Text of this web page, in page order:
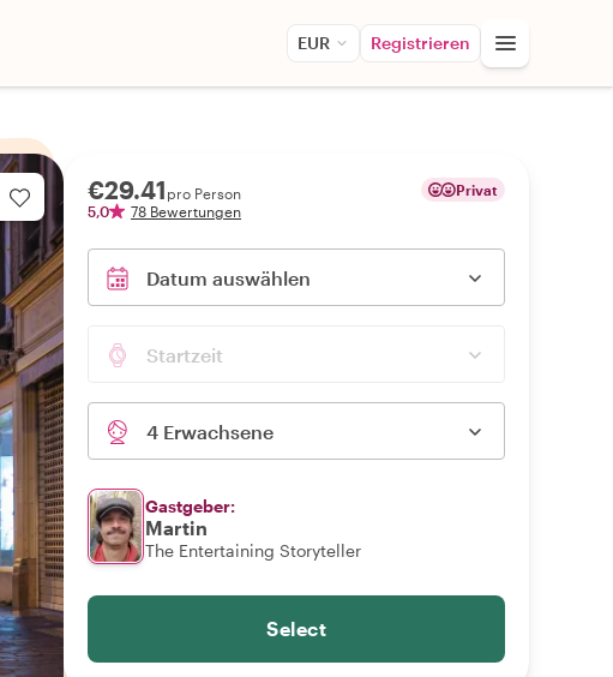
EUR Registrieren
€29.41 pro Person
5,0
78 Bewertungen
Privat
Datum auswählen
Startzeit
4 Erwachsene
Gastgeber:
Martin
The Entertaining Storyteller
Select